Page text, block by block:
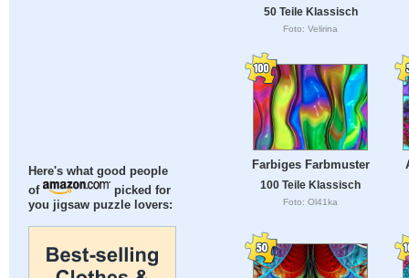
Here's what good people
of
picked for
you jigsaw puzzle lovers:
50 Teile Klassisch
Foto: Velirina
Farbiges Farbmuster
100 Teile Klassisch
Foto: Ol41ka